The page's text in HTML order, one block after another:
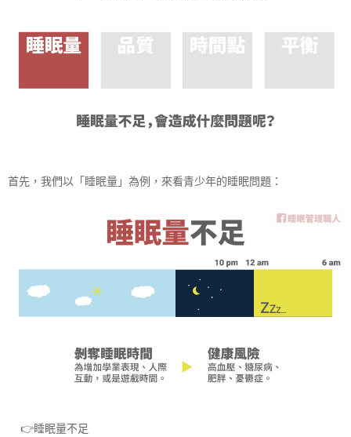
首先，我們以「睡眠量」為例，來看青少年的睡眠問題：
👉睡眠量不足